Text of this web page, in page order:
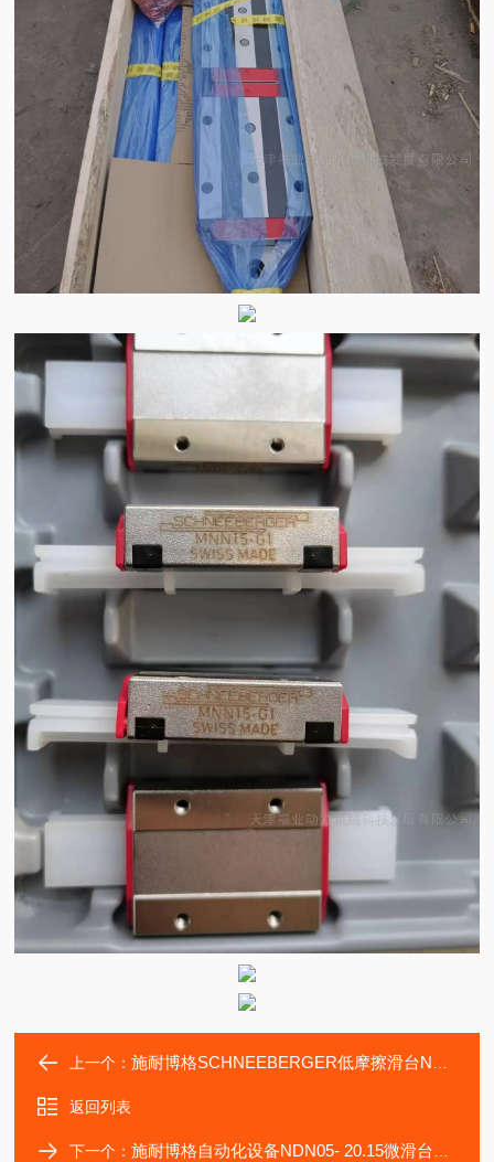
上一个：施耐博格SCHNEEBERGER低摩擦滑台NDN05-10.05轴承
返回列表
下一个：施耐博格自动化设备NDN05- 20.15微滑台NDN05-10.05